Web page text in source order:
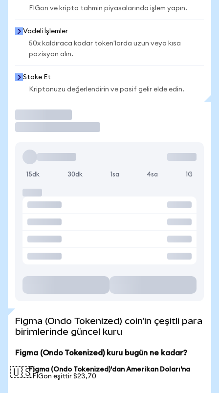
FIGon ve kripto tahmin piyasalarında işlem yapın.
Vadeli İşlemler
50x kaldıraca kadar token'larda uzun veya kısa
pozisyon alın.
Stake Et
Kriptonuzu değerlendirin ve pasif gelir elde edin.
15dk 30dk 1sa 4sa 1G
Figma (Ondo Tokenized) coin'in çeşitli para
birimlerinde güncel kuru
Figma (Ondo Tokenized) kuru bugün ne kadar?
🇺🇸Figma (Ondo Tokenized)'dan Amerikan Doları'na
1 FIGon eşittir $23,70